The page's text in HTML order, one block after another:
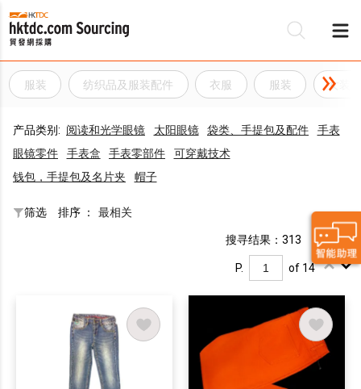
服装 纺织品及服装配件 衣服 服装 女装
产品类别: 阅读和光学眼镜 太阳眼镜 袋类、手提包及配件
手表
眼镜零件
手表盒 手表零部件
可穿戴技术
钱包，手提包及名片夹
帽子
筛选 排序 ： 最相关
搜寻结果：313
P. of 14